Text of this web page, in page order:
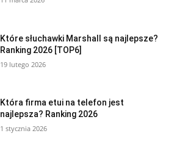
Które słuchawki Marshall są najlepsze?
Ranking 2026 [TOP6]
19 lutego 2026
Która firma etui na telefon jest
najlepsza? Ranking 2026
1 stycznia 2026